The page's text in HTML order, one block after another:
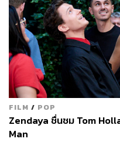
FILM / POP
Zendaya ชื่นชม Tom
Man